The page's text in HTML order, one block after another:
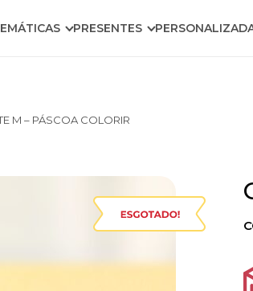
PRESENTES
M – PÁSCOA COLORIR